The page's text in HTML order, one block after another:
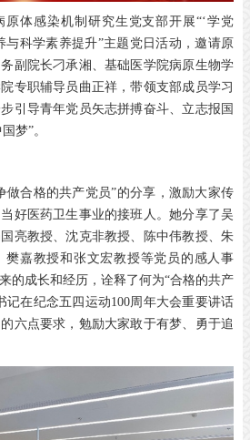
原体感染机制研究生党支部开展“‘学党
科学素养提升”主题党日活动，邀请原
副院长刁承湘、基础医学院病原生物学
专职辅导员曲正祥，带领支部成员学习
引导青年党员矢志拼搏奋斗、立志报国
梦”。
做合格的共产党员”的分享，激励大家传
好医药卫生事业的接班人。她分享了吴
亮教授、沈克非教授、陈中伟教授、朱
樊嘉教授和张文宏教授等党员的感人事
的成长和经历，诠释了何为“合格的共产
记在纪念五四运动100周年大会重要讲话
六点要求，勉励大家敢于有梦、勇于追